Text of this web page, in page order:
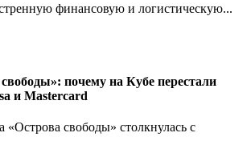
финансовую и логистическую...
почему на Кубе перестали
и Mastercard
«Острова свободы» столкнулась с